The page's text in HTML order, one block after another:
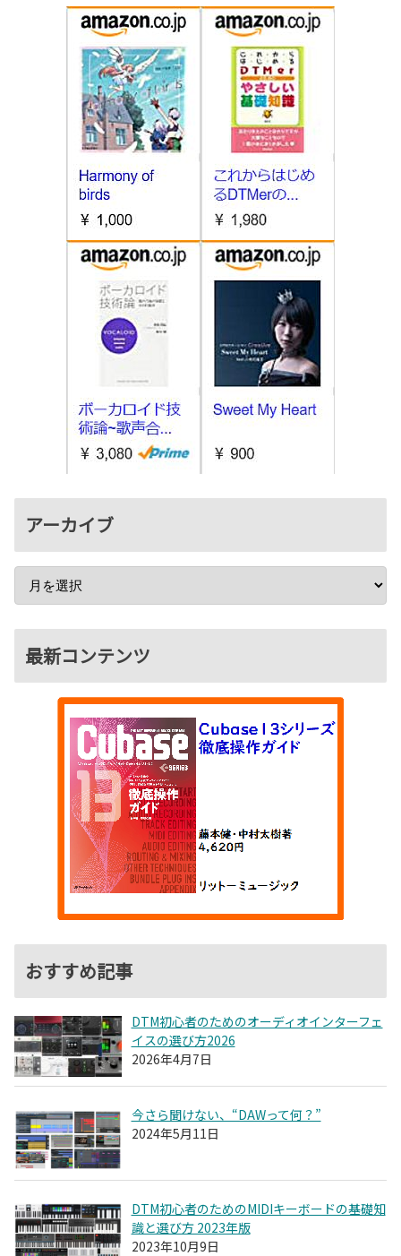
アーカイブ
最新コンテンツ
おすすめ記事
DTM初心者のためのオーディオインターフェ
イスの選び方2026
2026年4月7日
今さら聞けない、“DAWって何？”
2024年5月11日
DTM初心者のためのMIDIキーボードの基礎知
識と選び方 2023年版
2023年10月9日